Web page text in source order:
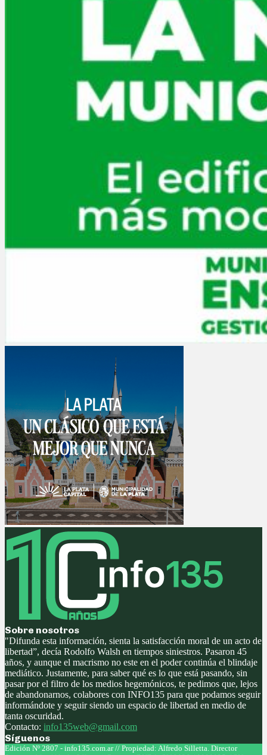
Sobre nosotros
"Difunda esta información, sienta la satisfacción moral de un acto de
libertad”, decía Rodolfo Walsh en tiempos siniestros. Pasaron 45
años, y aunque el macrismo no este en el poder continúa el blindaje
mediático. Justamente, para saber qué es lo que está pasando, sin
pasar por el filtro de los medios hegemónicos, te pedimos que, lejos
de abandonarnos, colabores con INFO135 para que podamos seguir
informándote y seguir siendo un espacio de libertad en medio de
tanta oscuridad.
Contacto: info135web@gmail.com
Síguenos
Facebook
Twitter
Instagram
Youtube
Edición Nº 2807 - info135.com.ar // Propiedad: Alfredo Silletta. Director